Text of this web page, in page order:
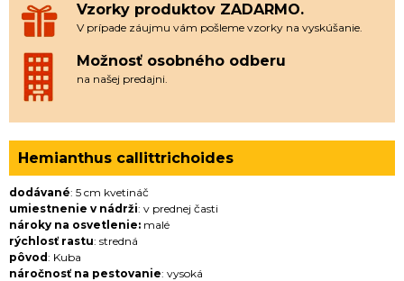
Vzorky produktov ZADARMO.
V prípade záujmu vám pošleme vzorky na vyskúšanie.
Možnosť osobného odberu
na našej predajni.
Hemianthus callittrichoides
dodávané: 5 cm kvetináč
umiestnenie v nádrži: v prednej časti
nároky na osvetlenie: malé
rýchlosť rastu: stredná
pôvod: Kuba
náročnosť na pestovanie: vysoká